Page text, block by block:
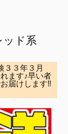
ッド系
３年３月
ます♪早い者
届けします‼